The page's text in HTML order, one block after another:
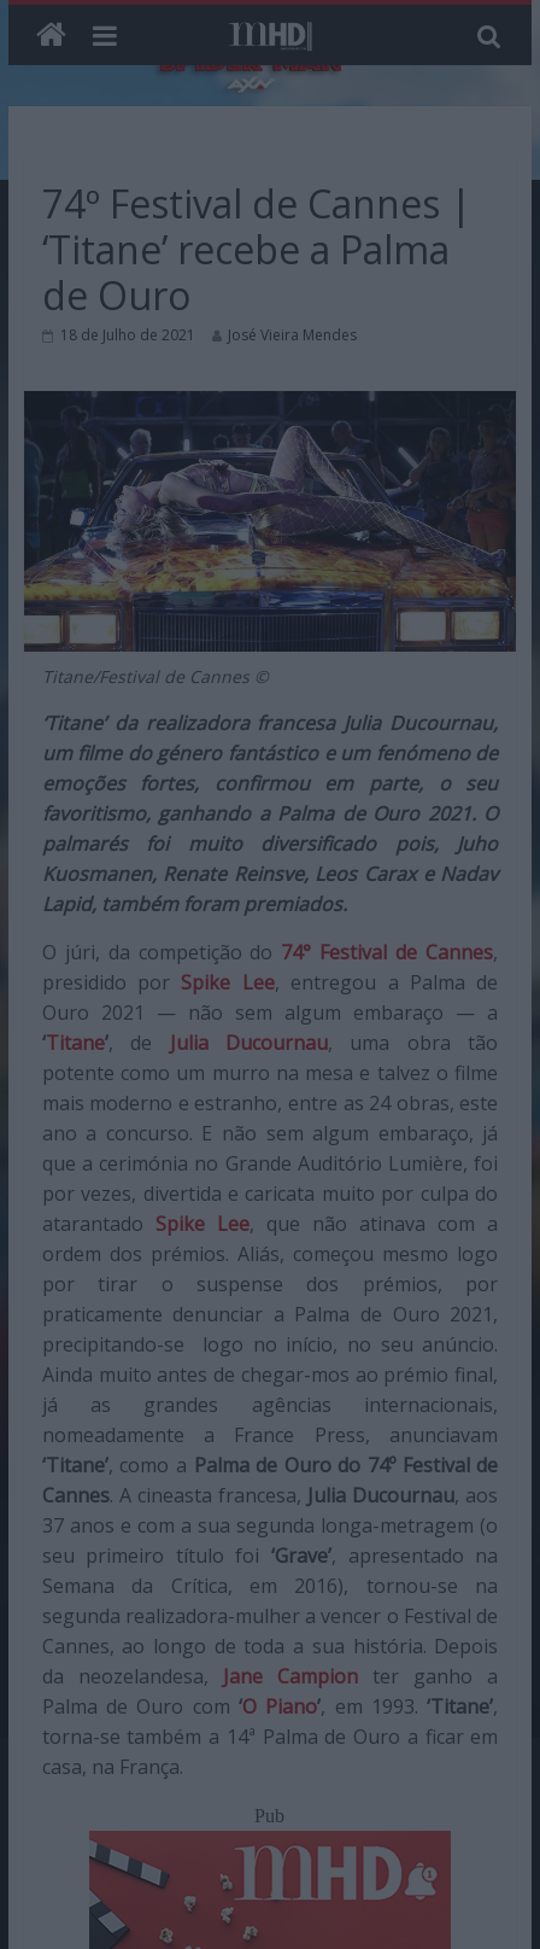
content74º Festival de Cannes |
‘Titane’ recebe a Palma
de Ouro
18 de Julho de 2021 José Vieira Mendes
Titane/Festival de Cannes ©
‘Titane’ da realizadora francesa Julia Ducournau,
um filme do género fantástico e um fenómeno de
emoções fortes, confirmou em parte, o seu
favoritismo, ganhando a Palma de Ouro 2021. O
palmarés foi muito diversificado pois, Juho
Kuosmanen, Renate Reinsve, Leos Carax e Nadav
Lapid, também foram premiados.
O júri, da competição do 74° Festival de Cannes,
presidido por Spike Lee, entregou a Palma de
Ouro 2021 — não sem algum embaraço — a
‘Titane’, de Julia Ducournau, uma obra tão
potente como um murro na mesa e talvez o filme
mais moderno e estranho, entre as 24 obras, este
ano a concurso. E não sem algum embaraço, já
que a cerimónia no Grande Auditório Lumière, foi
por vezes, divertida e caricata muito por culpa do
atarantado Spike Lee, que não atinava com a
ordem dos prémios. Aliás, começou mesmo logo
por tirar o suspense dos prémios, por
praticamente denunciar a Palma de Ouro 2021,
precipitando-se
logo no início, no seu anúncio.
Ainda muito antes de chegar-mos ao prémio final,
já as grandes agências internacionais,
nomeadamente a France Press, anunciavam
‘Titane’, como a Palma de Ouro do 74º Festival de
Cannes. A cineasta francesa, Julia Ducournau, aos
37 anos e com a sua segunda longa-metragem (o
seu primeiro título foi‘Grave’, apresentado na
Semana da Crítica, em 2016), tornou-se na
segunda realizadora-mulher a vencer o Festival de
Cannes, ao longo de toda a sua história. Depois
da neozelandesa, Jane Campionter ganho a
Palma de Ouro com ‘O Piano’, em 1993.‘Titane’,
torna-se também a 14ª Palma de Ouro a ficar em
casa, na França.
Pub